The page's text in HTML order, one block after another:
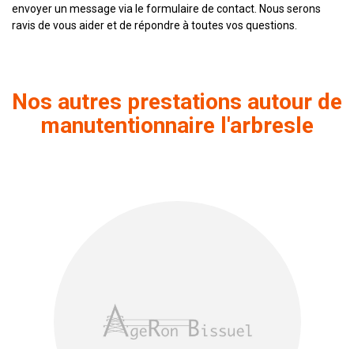
envoyer un message via le formulaire de contact. Nous serons
ravis de vous aider et de répondre à toutes vos questions.
Nos autres prestations autour de
manutentionnaire l'arbresle